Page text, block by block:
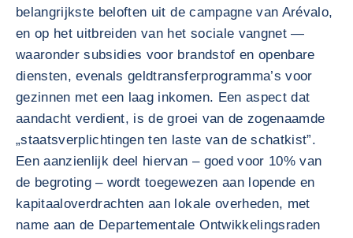
belangrijkste beloften uit de campagne van Arévalo,
en op het uitbreiden van het sociale vangnet —
waaronder subsidies voor brandstof en openbare
diensten, evenals geldtransferprogramma’s voor
gezinnen met een laag inkomen. Een aspect dat
aandacht verdient, is de groei van de zogenaamde
„staatsverplichtingen ten laste van de schatkist”.
Een aanzienlijk deel hiervan – goed voor 10% van
de begroting – wordt toegewezen aan lopende en
kapitaaloverdrachten aan lokale overheden, met
name aan de Departementale Ontwikkelingsraden